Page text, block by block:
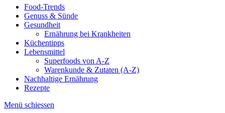
Food-Trends
Genuss & Sünde
Gesundheit
Ernährung bei Krankheiten
Küchentipps
Lebensmittel
Superfoods von A-Z
Warenkunde & Zutaten (A-Z)
Nachhaltige Ernährung
Rezepte
Menü schiessen